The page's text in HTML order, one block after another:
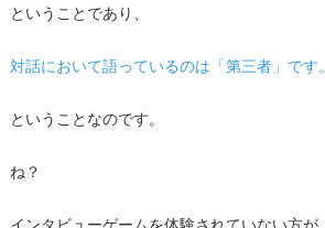
ということであり、
対話において語っているのは「第三者」です。
ということなのです。
ね？